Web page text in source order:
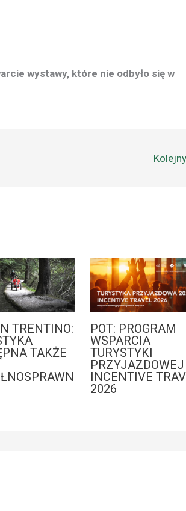
wystawy, które nie odbyło się w
TRENTINO:
TAKŻE
POT: PROGRAM
WSPARCIA
TURYSTYKI
PRZYJAZDOWEJ
INCENTIVE
2026